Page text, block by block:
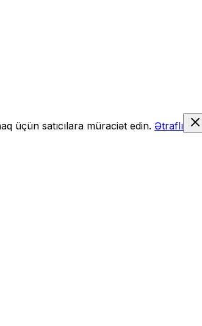
üçün satıcılara müraciət edin. Ətraflı